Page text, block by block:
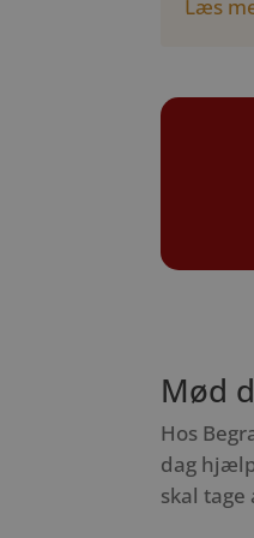
Læs
Mød
Hos
dag
skal